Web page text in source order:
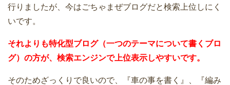
行りましたが、今はごちゃまぜブログだと検索上位しにく
いです。
それよりも特化型ブログ（一つのテーマについて書くブロ
グ）の方が、検索エンジンで上位表示しやすいです。
そのためざっくりで良いので、『車の事を書く』、『編み